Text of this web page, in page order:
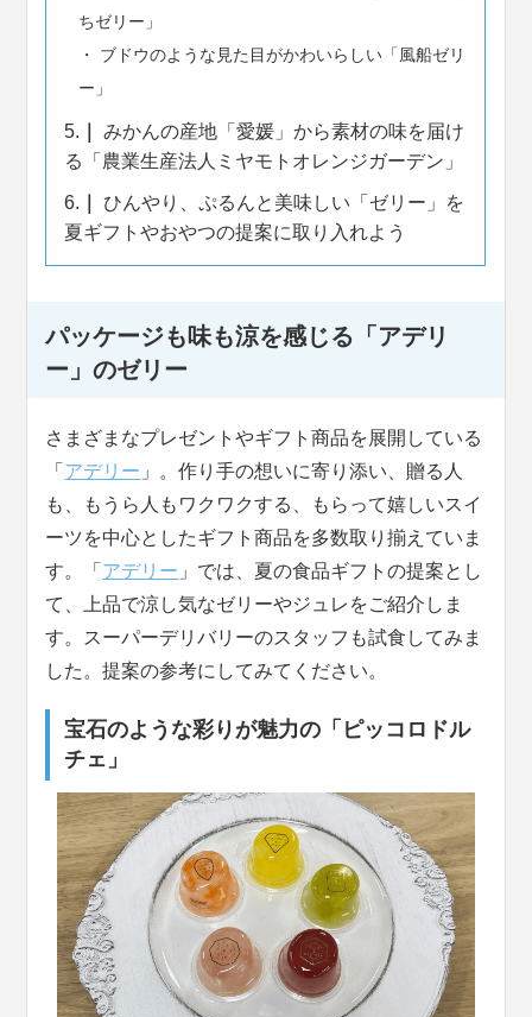
ちゼリー」
ブドウのような見た目がかわいらしい「風船ゼリ
ー」
5.
みかんの産地「愛媛」から素材の味を届け
る「農業生産法人ミヤモトオレンジガーデン」
6.
ひんやり、ぷるんと美味しい「ゼリー」を
夏ギフトやおやつの提案に取り入れよう
パッケージも味も涼を感じる「アデリ
ー」のゼリー
さまざまなプレゼントやギフト商品を展開している
「 アデリー 」。作り手の想いに寄り添い、贈る人
も、もうら人もワクワクする、もらって嬉しいスイ
ーツを中心としたギフト商品を多数取り揃えていま
す。「 アデリー 」では、夏の食品ギフトの提案とし
て、上品で涼し気なゼリーやジュレをご紹介しま
す。スーパーデリバリーのスタッフも試食してみま
した。提案の参考にしてみてください。
宝石のような彩りが魅力の「ピッコロドル
チェ」